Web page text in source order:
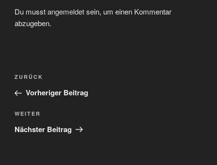
Du musstangemeldetsein, um einen Kommentar
abzugeben.
Beitragsnavigation
Vorheriger
Beitrag
ZURÜCK
Vorheriger Beitrag
Nächster
Beitrag
WEITER
Nächster Beitrag